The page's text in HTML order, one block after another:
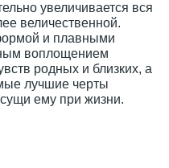
увеличивается вся
величественной.
и плавными
воплощением
родных и близких, а
лучшие черты
ему при жизни.